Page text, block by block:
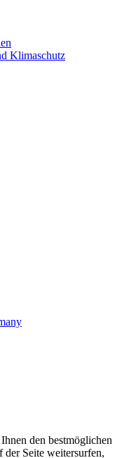
den bestmöglichen
der Seite weitersurfen,